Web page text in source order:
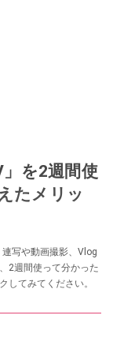
」を2週間使
たメリッ
連写や動画撮影、Vlog
2週間使って分かった
してみてください。